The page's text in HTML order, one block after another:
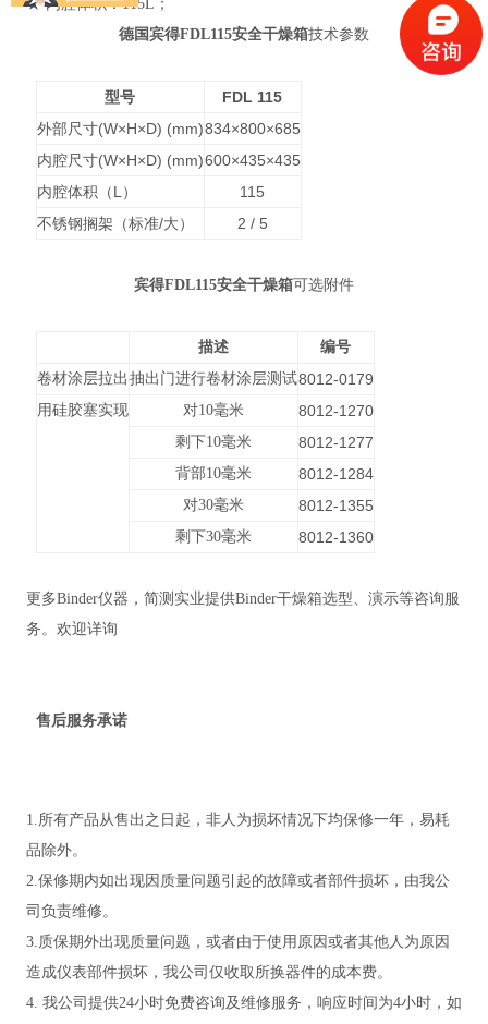
★ 内腔体积：115L；
德国宾得FDL115安全干燥箱技术参数
型号
FDL 115
外部尺寸(W×H×D) (mm)834×800×685
内腔尺寸(W×H×D) (mm)600×435×435
内腔体积（L）
115
不锈钢搁架（标准/大）
2 / 5
宾得FDL115安全干燥箱可选附件
描述
编号
卷材涂层拉出 抽出门进行卷材涂层测试8012-0179
用硅胶塞实现 对10毫米 8012-1270
剩下10毫米 8012-1277
背部10毫米 8012-1284
对30毫米 8012-1355
剩下30毫米 8012-1360
更多Binder仪器，简测实业提供Binder干燥箱选型、演示等咨询服
务。欢迎详询
售后服务承诺
1.所有产品从售出之日起，非人为损坏情况下均保修一年，易耗
品除外。
2.保修期内如出现因质量问题引起的故障或者部件损坏，由我公
司负责维修。
3.质保期外出现质量问题，或者由于使用原因或者其他人为原因
造成仪表部件损坏，我公司仅收取所换器件的成本费。
4. 我公司提供24小时免费咨询及维修服务，响应时间为4小时，如